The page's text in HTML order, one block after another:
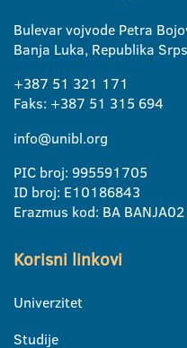
Bulevar vojvode Petra
Banja Luka, Republika
+387 51 321 171
Faks: +387 51 315 694
info@unibl.org
PIC broj: 995591705
ID broj: E10186843
Erazmus kod: BA BANJA02
Korisni linkovi
Univerzitet
Studije